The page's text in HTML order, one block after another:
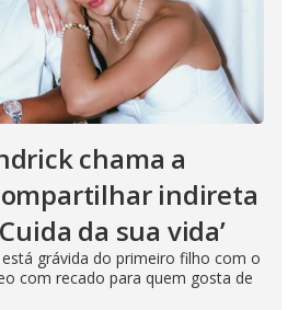
chama a
indireta
da sua vida’
grávida do primeiro filho com o
com recado para quem gosta de